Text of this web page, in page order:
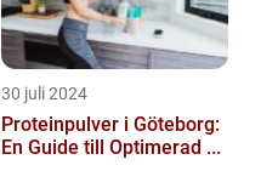
30 juli 2024
Proteinpulver i Göteborg:
En Guide till Optimerad ...